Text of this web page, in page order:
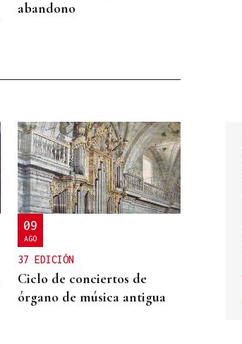
abandono
09
AGO
37 EDICIÓN
Ciclo de conciertos de
órgano de música antigua